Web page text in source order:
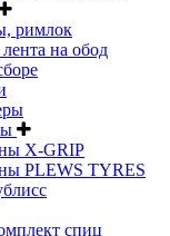
римлок
на обод
X-GRIP
PLEWS TYRES
спиц